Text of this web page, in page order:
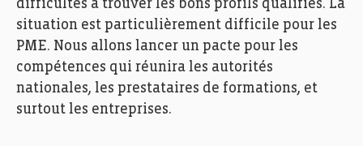
difficultés à trouver les bons profils qualifiés. La
situation est particulièrement difficile pour les
PME. Nous allons lancer un pacte pour les
compétences qui réunira les autorités
nationales, les prestataires de formations, et
surtout les entreprises.